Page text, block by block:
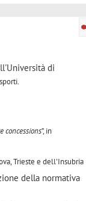
di
concessions”, in
Trieste e dell'Insubria
della normativa